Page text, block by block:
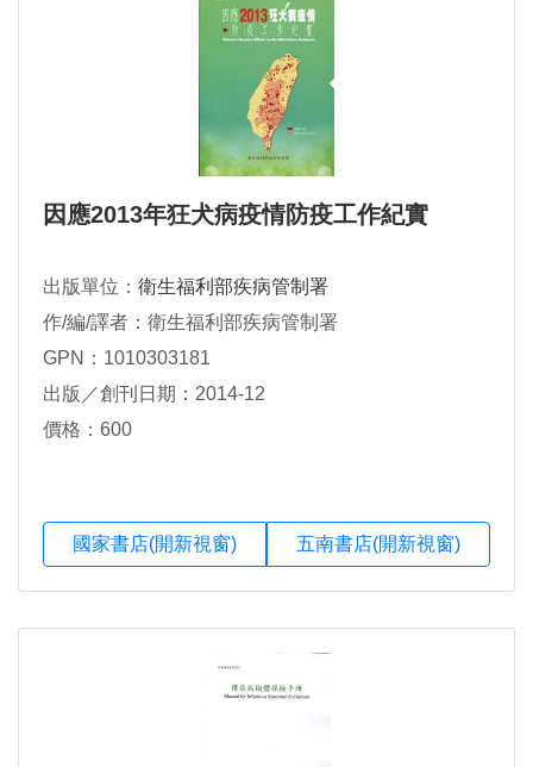
因應2013年狂犬病疫情防疫工作紀實
出版單位： 衛生福利部疾病管制署
作/編/譯者：衛生福利部疾病管制署
GPN：1010303181
出版／創刊日期：2014-12
價格：600
國家書店(開新視窗) 五南書店(開新視窗)